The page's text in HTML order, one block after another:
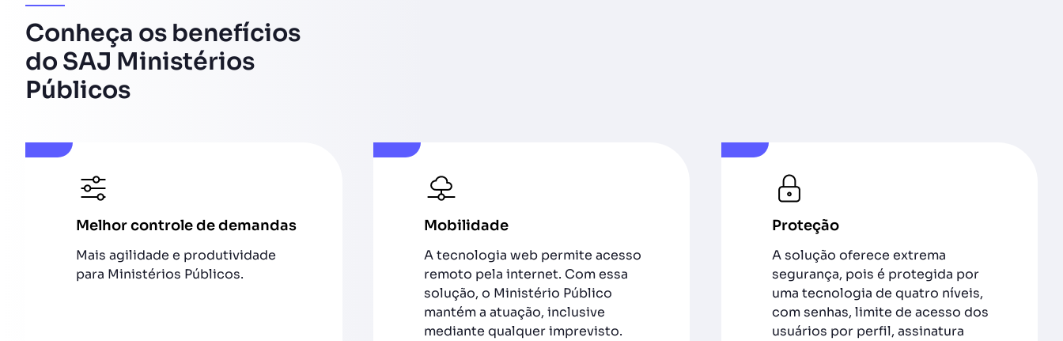
Conheça os benefícios
do SAJ Ministérios
Públicos
Melhor controle de demandas
Mais agilidade e produtividade
para Ministérios Públicos.
Mobilidade
A tecnologia web permite acesso
remoto pela internet. Com essa
solução, o Ministério Público
mantém a atuação, inclusive
mediante qualquer imprevisto.
Proteção
A solução oferece extrema
segurança, pois é protegida por
uma tecnologia de quatro níveis,
com senhas, limite de acesso dos
usuários por perfil, assinatura